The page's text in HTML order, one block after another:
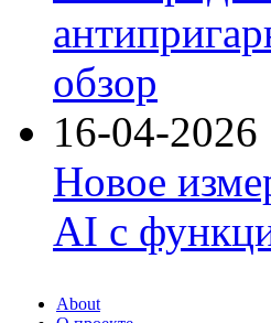
обзор
16-04-2026
Новое
AI с
About